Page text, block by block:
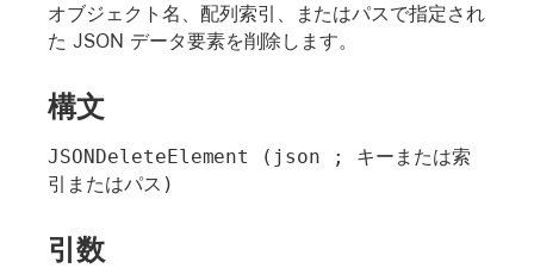
オブジェクト名、配列索引、またはパスで指定され
た JSON データ要素を削除します。
構文
JSONDeleteElement (json ; キーまたは索
引またはパス)
引数